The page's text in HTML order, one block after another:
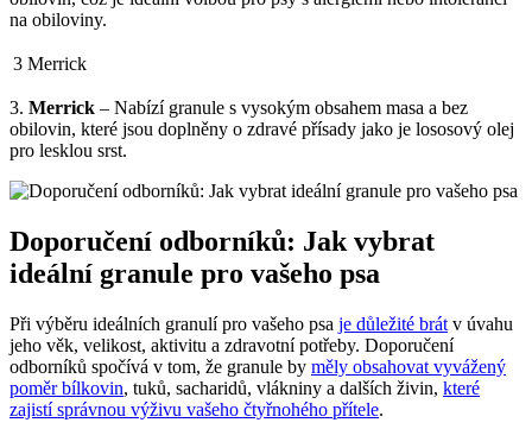
na obiloviny.
3 Merrick
3. Merrick – Nabízí granule s vysokým obsahem masa a bez
obilovin, které jsou doplněny o zdravé přísady jako je lososový olej
pro lesklou srst.
Doporučení odborníků: Jak vybrat
ideální granule pro vašeho psa
Při výběru ideálních granulí pro vašeho psa je důležité brát v úvahu
jeho věk, velikost, aktivitu a zdravotní potřeby. Doporučení
odborníků spočívá v tom, že granule by měly obsahovat vyvážený
poměr bílkovin, tuků, sacharidů, vlákniny a dalších živin, které
zajistí správnou výživu vašeho čtyřnohého přítele.